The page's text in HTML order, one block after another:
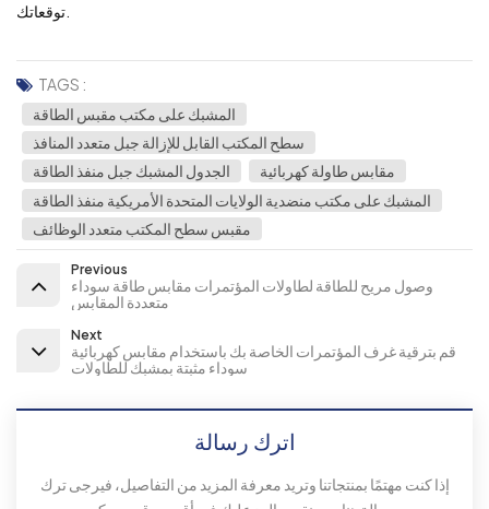
TAGS :
المشبك على مكتب مقبس الطاقة
سطح المكتب القابل للإزالة جبل متعدد المنافذ
الجدول المشبك جبل منفذ الطاقة
مقابس طاولة كهربائية
المشبك على مكتب منضدية الولايات المتحدة الأمريكية منفذ الطاقة
مقبس سطح المكتب متعدد الوظائف
Previous
وصول مريح للطاقة لطاولات المؤتمرات مقابس طاقة سوداء
متعددة المقابس
Next
قم بترقية غرف المؤتمرات الخاصة بك باستخدام مقابس كهربائية
سوداء مثبتة بمشبك للطاولات
اترك رسالة
إذا كنت مهتمًا بمنتجاتنا وتريد معرفة المزيد من التفاصيل، فيرجى ترك